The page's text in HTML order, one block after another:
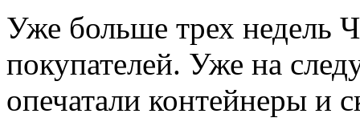
Уже больше трех недель
покупателей. Уже на
опечатали контейнеры и